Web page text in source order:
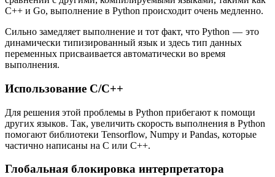
C++ и Go, выполнение в Python происходит очень медленно.
Сильно замедляет выполнение и тот факт, что Python — это
динамически типизированный язык и здесь тип данных
переменных присваивается автоматически во время
выполнения.
Использование C/C++
Для решения этой проблемы в Python прибегают к помощи
других языков. Так, увеличить скорость выполнения в Python
помогают библиотеки Tensorflow, Numpy и Pandas, которые
частично написаны на C или C++.
Глобальная блокировка интерпретатора